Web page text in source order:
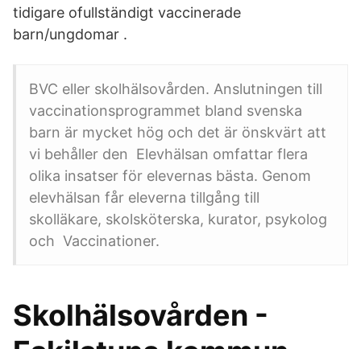
tidigare ofullständigt vaccinerade
barn/ungdomar .
BVC eller skolhälsovården. Anslutningen till
vaccinationsprogrammet bland svenska
barn är mycket hög och det är önskvärt att
vi behåller den Elevhälsan omfattar flera
olika insatser för elevernas bästa. Genom
elevhälsan får eleverna tillgång till
skolläkare, skolsköterska, kurator, psykolog
och Vaccinationer.
Skolhälsovården -